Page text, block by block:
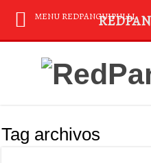
Tag archivos
MENU REDPANGUIPULLI